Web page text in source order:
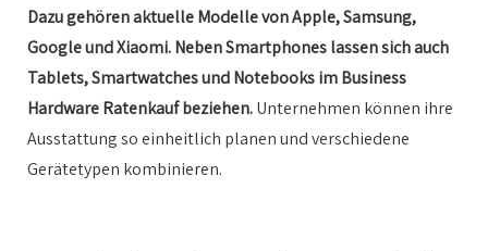
Dazu gehören aktuelle Modelle von Apple, Samsung,
Google und Xiaomi. Neben Smartphones lassen sich auch
Tablets, Smartwatches und Notebooks im Business
Hardware Ratenkauf beziehen.Unternehmen können ihre
Ausstattung so einheitlich planen und verschiedene
Gerätetypen kombinieren.